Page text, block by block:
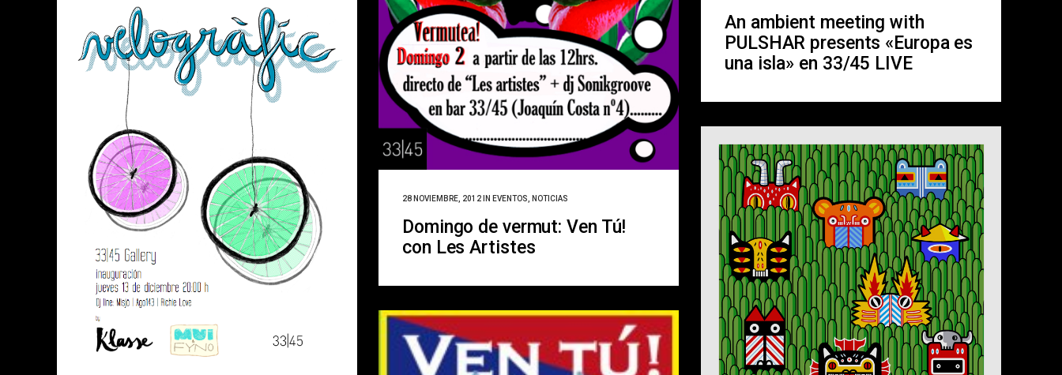
An ambient meeting with
PULSHAR presents «Europa es
una isla» en 33/45 LIVE
28 NOVIEMBRE, 2012 IN EVENTOS, NOTICIAS
Domingo de vermut: Ven Tú!
con Les Artistes